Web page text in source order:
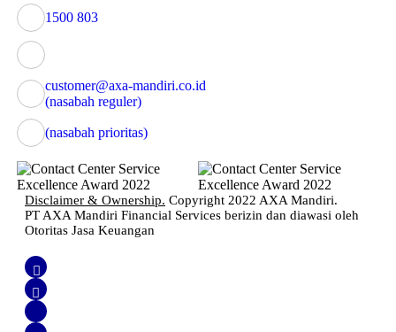
1500 803
customer@axa-mandiri.co.id
(nasabah reguler)
(nasabah prioritas)
Disclaimer & Ownership. Copyright 2022 AXA Mandiri.
PT AXA Mandiri Financial Services berizin dan diawasi oleh
Otoritas Jasa Keuangan